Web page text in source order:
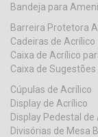
Bandeja para
Barreira Protetora
Cadeiras de Acrílico
Caixa de Acrílico
Caixa de
Cúpulas de Acrílico
Display de Acrílico
Display Pedestal de
Divisórias de Mesa